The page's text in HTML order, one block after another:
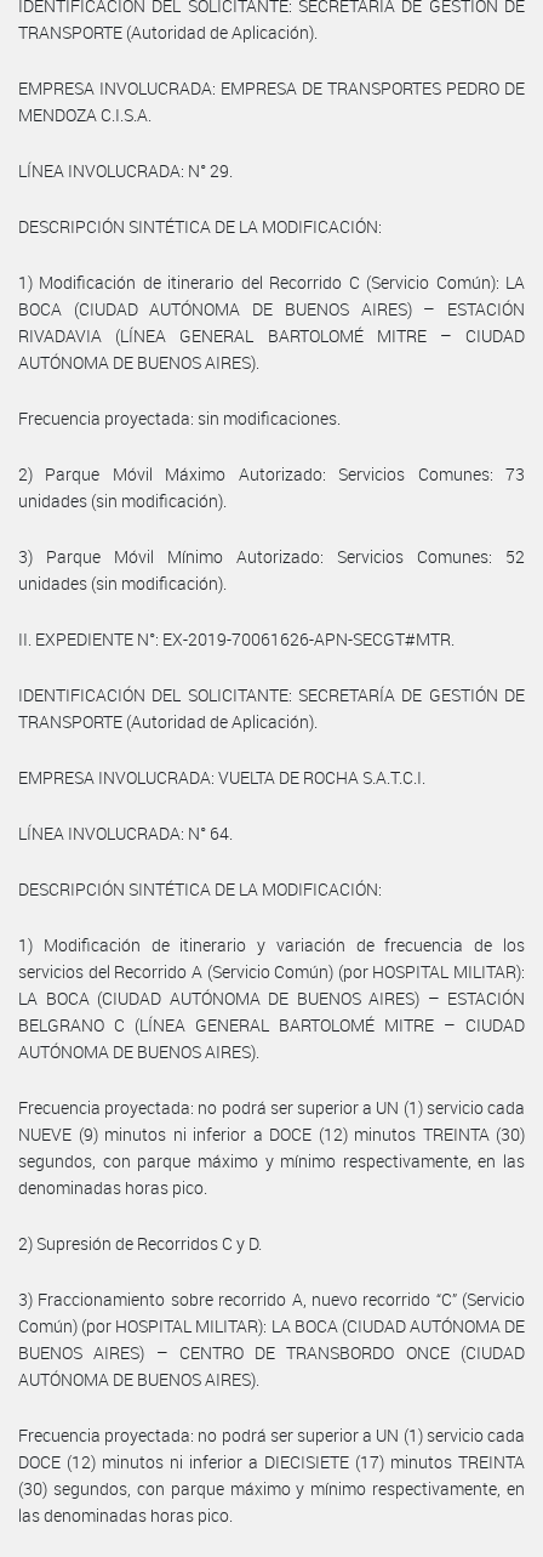
IDENTIFICACIÓN DEL SOLICITANTE: SECRETARÍA DE GESTIÓN DE
TRANSPORTE (Autoridad de Aplicación).
EMPRESA INVOLUCRADA: EMPRESA DE TRANSPORTES PEDRO DE
MENDOZA C.I.S.A.
LÍNEA INVOLUCRADA: N° 29.
DESCRIPCIÓN SINTÉTICA DE LA MODIFICACIÓN:
1) Modificación de itinerario del Recorrido C (Servicio Común): LA
BOCA (CIUDAD AUTÓNOMA DE BUENOS AIRES) – ESTACIÓN
RIVADAVIA (LÍNEA GENERAL BARTOLOMÉ MITRE – CIUDAD
AUTÓNOMA DE BUENOS AIRES).
Frecuencia proyectada: sin modificaciones.
2) Parque Móvil Máximo Autorizado: Servicios Comunes: 73
unidades (sin modificación).
3) Parque Móvil Mínimo Autorizado: Servicios Comunes: 52
unidades (sin modificación).
II. EXPEDIENTE N°: EX-2019-70061626-APN-SECGT#MTR.
IDENTIFICACIÓN DEL SOLICITANTE: SECRETARÍA DE GESTIÓN DE
TRANSPORTE (Autoridad de Aplicación).
EMPRESA INVOLUCRADA: VUELTA DE ROCHA S.A.T.C.I.
LÍNEA INVOLUCRADA: N° 64.
DESCRIPCIÓN SINTÉTICA DE LA MODIFICACIÓN:
1) Modificación de itinerario y variación de frecuencia de los
servicios del Recorrido A (Servicio Común) (por HOSPITAL MILITAR):
LA BOCA (CIUDAD AUTÓNOMA DE BUENOS AIRES) – ESTACIÓN
BELGRANO C (LÍNEA GENERAL BARTOLOMÉ MITRE – CIUDAD
AUTÓNOMA DE BUENOS AIRES).
Frecuencia proyectada: no podrá ser superior a UN (1) servicio cada
NUEVE (9) minutos ni inferior a DOCE (12) minutos TREINTA (30)
segundos, con parque máximo y mínimo respectivamente, en las
denominadas horas pico.
2) Supresión de Recorridos C y D.
3) Fraccionamiento sobre recorrido A, nuevo recorrido “C” (Servicio
Común) (por HOSPITAL MILITAR): LA BOCA (CIUDAD AUTÓNOMA DE
BUENOS AIRES) – CENTRO DE TRANSBORDO ONCE (CIUDAD
AUTÓNOMA DE BUENOS AIRES).
Frecuencia proyectada: no podrá ser superior a UN (1) servicio cada
DOCE (12) minutos ni inferior a DIECISIETE (17) minutos TREINTA
(30) segundos, con parque máximo y mínimo respectivamente, en
las denominadas horas pico.